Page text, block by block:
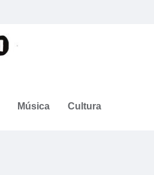
Música Cultura